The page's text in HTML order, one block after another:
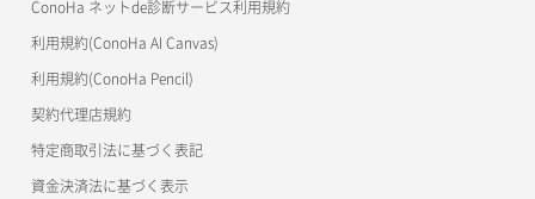
ConoHa ネットde診断サービス利用規約
利用規約(ConoHa AI Canvas)
利用規約(ConoHa Pencil)
契約代理店規約
特定商取引法に基づく表記
資金決済法に基づく表示